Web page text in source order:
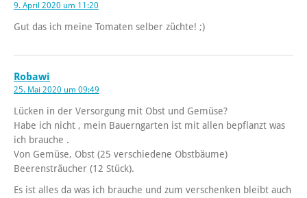
9. April 2020 um 11:20
Gut das ich meine Tomaten selber züchte! ;)
Robawi
25. Mai 2020 um 09:49
Lücken in der Versorgung mit Obst und Gemüse?
Habe ich nicht , mein Bauerngarten ist mit allen bepflanzt was
ich brauche .
Von Gemüse, Obst (25 verschiedene Obstbäume)
Beerensträucher (12 Stück).
Es ist alles da was ich brauche und zum verschenken bleibt auch